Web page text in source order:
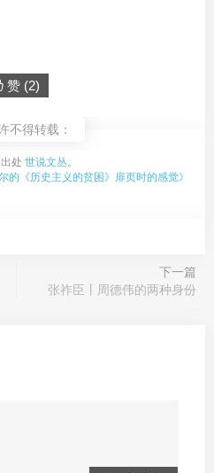
赞 (2)
不得转载：
处 世说文丛。
的《历史主义的贫困》扉页时的感觉》
下一篇
张祚臣丨周德伟的两种身份